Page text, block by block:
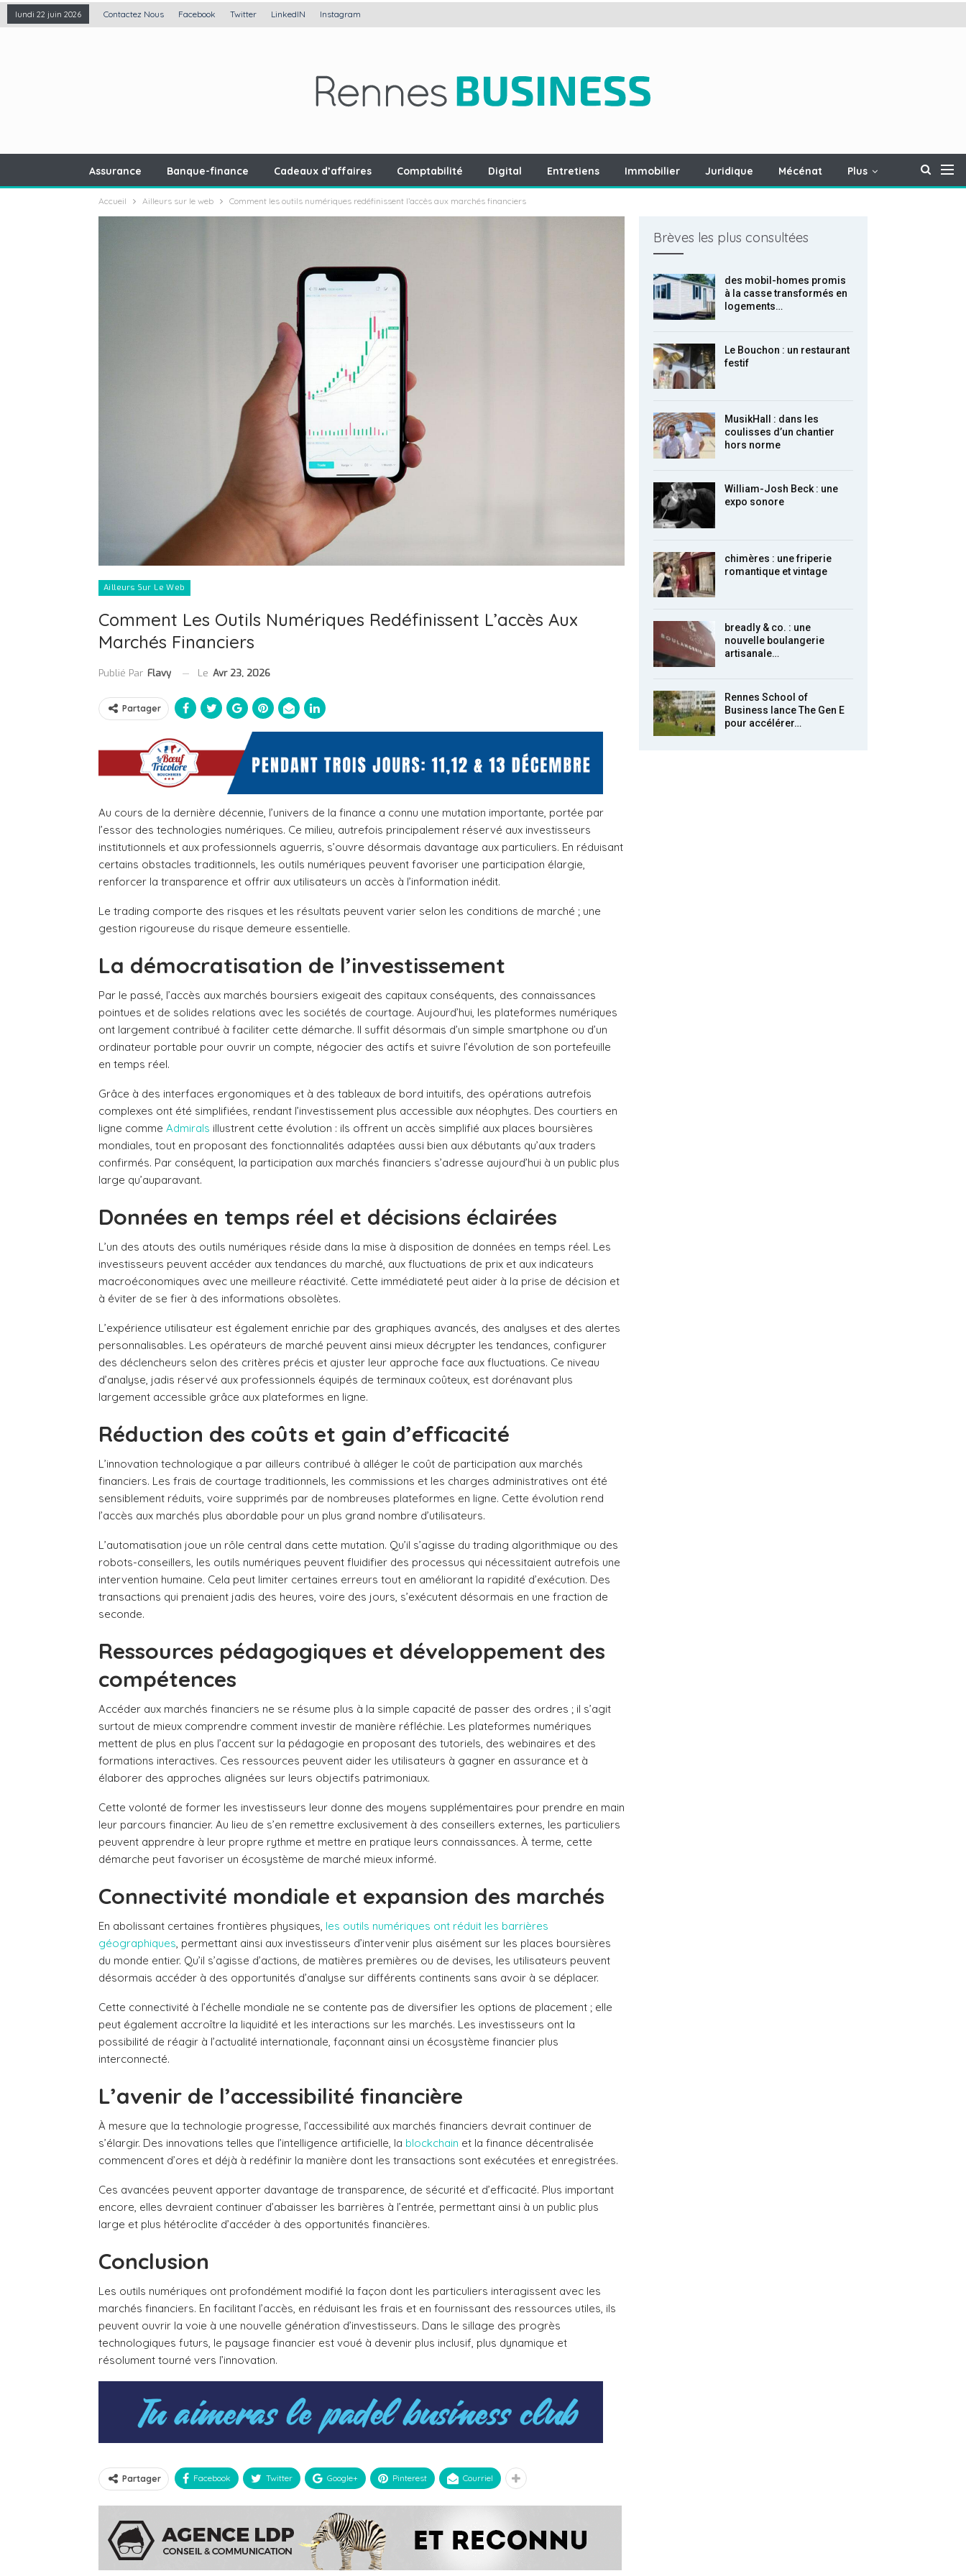
lundi 22 juin 2026 Contactez Nous Facebook Twitter LinkedIN Instagram
Assurance Banque-finance Cadeaux d’affaires Comptabilité Digital Entretiens Immobilier Juridique Mécénat Plus
Accueil Ailleurs sur le web Comment les outils numériques redéfinissent l’accès aux marchés financiers
Ailleurs Sur Le Web
Comment Les Outils Numériques Redéfinissent L’accès Aux
Marchés Financiers
Publié Par Flavy Le Avr 23, 2026
Partager
Au cours de la dernière décennie, l’univers de la finance a connu une mutation importante, portée par
l’essor des technologies numériques. Ce milieu, autrefois principalement réservé aux investisseurs
institutionnels et aux professionnels aguerris, s’ouvre désormais davantage aux particuliers. En réduisant
certains obstacles traditionnels, les outils numériques peuvent favoriser une participation élargie,
renforcer la transparence et offrir aux utilisateurs un accès à l’information inédit.
Le trading comporte des risques et les résultats peuvent varier selon les conditions de marché ; une
gestion rigoureuse du risque demeure essentielle.
La démocratisation de l’investissement
Par le passé, l’accès aux marchés boursiers exigeait des capitaux conséquents, des connaissances
pointues et de solides relations avec les sociétés de courtage. Aujourd’hui, les plateformes numériques
ont largement contribué à faciliter cette démarche. Il suffit désormais d’un simple smartphone ou d’un
ordinateur portable pour ouvrir un compte, négocier des actifs et suivre l’évolution de son portefeuille
en temps réel.
Grâce à des interfaces ergonomiques et à des tableaux de bord intuitifs, des opérations autrefois
complexes ont été simplifiées, rendant l’investissement plus accessible aux néophytes. Des courtiers en
ligne comme Admirals illustrent cette évolution : ils offrent un accès simplifié aux places boursières
mondiales, tout en proposant des fonctionnalités adaptées aussi bien aux débutants qu’aux traders
confirmés. Par conséquent, la participation aux marchés financiers s’adresse aujourd’hui à un public plus
large qu’auparavant.
Données en temps réel et décisions éclairées
L’un des atouts des outils numériques réside dans la mise à disposition de données en temps réel. Les
investisseurs peuvent accéder aux tendances du marché, aux fluctuations de prix et aux indicateurs
macroéconomiques avec une meilleure réactivité. Cette immédiateté peut aider à la prise de décision et
à éviter de se fier à des informations obsolètes.
L’expérience utilisateur est également enrichie par des graphiques avancés, des analyses et des alertes
personnalisables. Les opérateurs de marché peuvent ainsi mieux décrypter les tendances, configurer
des déclencheurs selon des critères précis et ajuster leur approche face aux fluctuations. Ce niveau
d’analyse, jadis réservé aux professionnels équipés de terminaux coûteux, est dorénavant plus
largement accessible grâce aux plateformes en ligne.
Réduction des coûts et gain d’efficacité
L’innovation technologique a par ailleurs contribué à alléger le coût de participation aux marchés
financiers. Les frais de courtage traditionnels, les commissions et les charges administratives ont été
sensiblement réduits, voire supprimés par de nombreuses plateformes en ligne. Cette évolution rend
l’accès aux marchés plus abordable pour un plus grand nombre d’utilisateurs.
L’automatisation joue un rôle central dans cette mutation. Qu’il s’agisse du trading algorithmique ou des
robots-conseillers, les outils numériques peuvent fluidifier des processus qui nécessitaient autrefois une
intervention humaine. Cela peut limiter certaines erreurs tout en améliorant la rapidité d’exécution. Des
transactions qui prenaient jadis des heures, voire des jours, s’exécutent désormais en une fraction de
seconde.
Ressources pédagogiques et développement des
compétences
Accéder aux marchés financiers ne se résume plus à la simple capacité de passer des ordres ; il s’agit
surtout de mieux comprendre comment investir de manière réfléchie. Les plateformes numériques
mettent de plus en plus l’accent sur la pédagogie en proposant des tutoriels, des webinaires et des
formations interactives. Ces ressources peuvent aider les utilisateurs à gagner en assurance et à
élaborer des approches alignées sur leurs objectifs patrimoniaux.
Cette volonté de former les investisseurs leur donne des moyens supplémentaires pour prendre en main
leur parcours financier. Au lieu de s’en remettre exclusivement à des conseillers externes, les particuliers
peuvent apprendre à leur propre rythme et mettre en pratique leurs connaissances. À terme, cette
démarche peut favoriser un écosystème de marché mieux informé.
Connectivité mondiale et expansion des marchés
En abolissant certaines frontières physiques, les outils numériques ont réduit les barrières
géographiques , permettant ainsi aux investisseurs d’intervenir plus aisément sur les places boursières
du monde entier. Qu’il s’agisse d’actions, de matières premières ou de devises, les utilisateurs peuvent
désormais accéder à des opportunités d’analyse sur différents continents sans avoir à se déplacer.
Cette connectivité à l’échelle mondiale ne se contente pas de diversifier les options de placement ; elle
peut également accroître la liquidité et les interactions sur les marchés. Les investisseurs ont la
possibilité de réagir à l’actualité internationale, façonnant ainsi un écosystème financier plus
interconnecté.
L’avenir de l’accessibilité financière
À mesure que la technologie progresse, l’accessibilité aux marchés financiers devrait continuer de
s’élargir. Des innovations telles que l’intelligence artificielle, la blockchain et la finance décentralisée
commencent d’ores et déjà à redéfinir la manière dont les transactions sont exécutées et enregistrées.
Ces avancées peuvent apporter davantage de transparence, de sécurité et d’efficacité. Plus important
encore, elles devraient continuer d’abaisser les barrières à l’entrée, permettant ainsi à un public plus
large et plus hétéroclite d’accéder à des opportunités financières.
Conclusion
Les outils numériques ont profondément modifié la façon dont les particuliers interagissent avec les
marchés financiers. En facilitant l’accès, en réduisant les frais et en fournissant des ressources utiles, ils
peuvent ouvrir la voie à une nouvelle génération d’investisseurs. Dans le sillage des progrès
technologiques futurs, le paysage financier est voué à devenir plus inclusif, plus dynamique et
résolument tourné vers l’innovation.
Partager Facebook Twitter Google+ Pinterest Courriel
Brèves les plus consultées
des mobil-homes promis
à la casse transformés en
logements…
Le Bouchon : un restaurant
festif
MusikHall : dans les
coulisses d’un chantier
hors norme
William-Josh Beck : une
expo sonore
chimères : une friperie
romantique et vintage
breadly & co. : une
nouvelle boulangerie
artisanale…
Rennes School of
Business lance The Gen E
pour accélérer…